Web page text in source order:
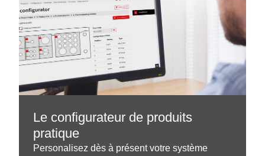
Le configurateur de produits
pratique
Personalisez dès à présent votre système